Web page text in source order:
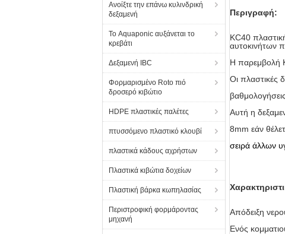
Ανοίξτε την επάνω κυλινδρική
δεξαμενή
Το Aquaponic αυξάνεται το
κρεβάτι
Δεξαμενή IBC
Φορμαρισμένο Roto πιό
δροσερό κιβώτιο
HDPE πλαστικές παλέτες
πτυσσόμενο πλαστικό κλουβί
πλαστικά κάδους αχρήστων
Πλαστικά κιβώτια δοχείων
Πλαστική βάρκα κωπηλασίας
Περιστροφική φορμάροντας
μηχανή
Περιγραφή:
KC40
αυτοκινήτων
Η παρεμβολή
Οι πλαστικές
Αυτή η
8mm εάν
σειρά άλλων
Απόδειξη
Ενός